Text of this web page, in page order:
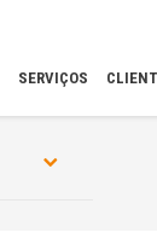
SERVIÇOS